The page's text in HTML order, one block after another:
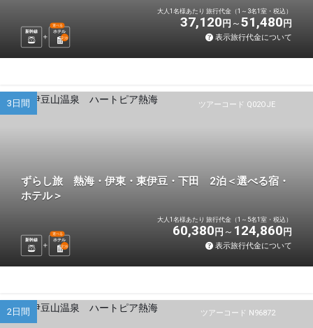
新幹線 ホテル
選べる
2泊
大人1名様あたり 旅行代金（1～3名1室・税込）
37,120 円 51,480 円
表示旅行代金について
ツアーコード Q02OJE
3日間
ずらし旅 熱海・伊東・東伊豆・下田 2泊＜選べる宿・
ホテル＞
新幹線 ホテル
選べる
2泊
大人1名様あたり 旅行代金（1～5名1室・税込）
60,380 円 124,860 円
表示旅行代金について
ツアーコード N96872
2日間